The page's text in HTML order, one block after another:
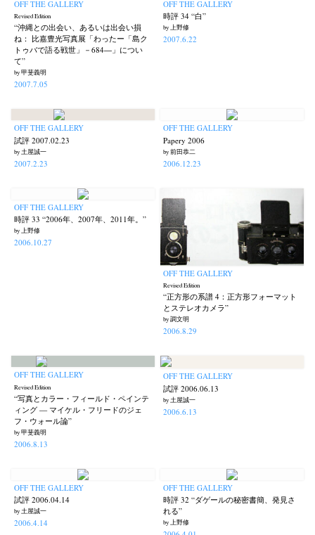
OFF THE GALLERY
Revised Edition
“沖縄との出会い、あるいは出会い損
ね： 比嘉豊光写真展「わったー「島ク
トゥバで語る戦世」－684―」につい
て”
by 甲斐義明
2007.7.05
OFF THE GALLERY
時評 34 “白”
by 上野修
2007.6.22
OFF THE GALLERY
試評 2007.02.23
by 土屋誠一
2007.2.23
OFF THE GALLERY
Papery 2006
by 前田恭二
2006.12.23
OFF THE GALLERY
時評 33 “2006年、2007年、2011年。”
by 上野修
2006.10.27
OFF THE GALLERY
Revised Edition
“正方形の系譜 4：正方形フォーマット
とステレオカメラ”
by 調文明
2006.8.29
OFF THE GALLERY
Revised Edition
“写真とカラー・フィールド・ペインテ
ィング — マイケル・フリードのジェ
フ・ウォール論”
by 甲斐義明
2006.8.13
OFF THE GALLERY
試評 2006.06.13
by 土屋誠一
2006.6.13
OFF THE GALLERY
試評 2006.04.14
by 土屋誠一
2006.4.14
OFF THE GALLERY
時評 32 “ダゲールの秘密書簡、発見さ
れる”
by 上野修